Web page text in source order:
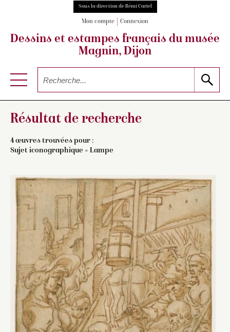
Sous la direction de Rémi Cariel
Mon compte Connexion
Dessins et estampes français du musée
Magnin, Dijon
Résultat de recherche
4 œuvres trouvées pour :
Sujet iconographique = Lampe